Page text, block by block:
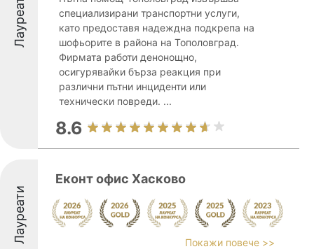
Лауреати
специализирани транспортни услуги,
като предоставя надеждна подкрепа на
шофьорите в района на Тополовград.
Фирмата работи денонощно,
осигурявайки бърза реакция при
различни пътни инциденти или
технически повреди. ...
8.6
Лауреати
Еконт офис Хасково
Покажи повече >>